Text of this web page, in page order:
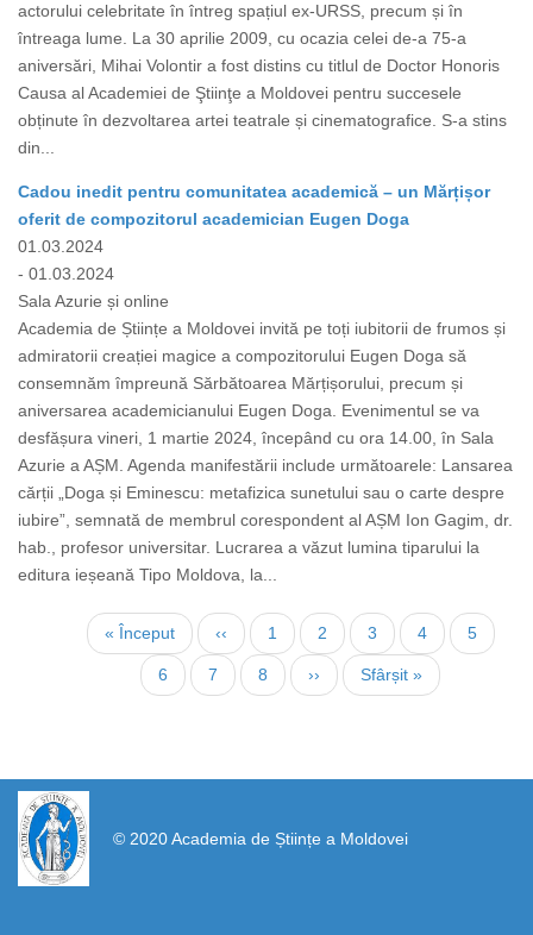
actorului celebritate în întreg spațiul ex-URSS, precum și în
întreaga lume. La 30 aprilie 2009, cu ocazia celei de-a 75-a
aniversări, Mihai Volontir a fost distins cu titlul de Doctor Honoris
Causa al Academiei de Ştiinţe a Moldovei pentru succesele
obținute în dezvoltarea artei teatrale și cinematografice. S-a stins
din...
Cadou inedit pentru comunitatea academică – un Mărțișor
oferit de compozitorul academician Eugen Doga
01.03.2024
- 01.03.2024
Sala Azurie și online
Academia de Științe a Moldovei invită pe toți iubitorii de frumos și
admiratorii creației magice a compozitorului Eugen Doga să
consemnăm împreună Sărbătoarea Mărțișorului, precum și
aniversarea academicianului Eugen Doga. Evenimentul se va
desfășura vineri, 1 martie 2024, începând cu ora 14.00, în Sala
Azurie a AȘM. Agenda manifestării include următoarele: Lansarea
cărții „Doga și Eminescu: metafizica sunetului sau o carte despre
iubire”, semnată de membrul corespondent al AȘM Ion Gagim, dr.
hab., profesor universitar. Lucrarea a văzut lumina tiparului la
editura ieșeană Tipo Moldova, la...
Нумерация
страниц
Первая
страница
« Început ←
‹‹ Страница
1
Текущая
страница
2 Страница
3 Страница
4 5
Страница
6 Страница
7 Страница
8
Следующая
страница
››
Последняя
страница
Sfârșit »
© 2020 Academia de Științe a Moldovei
https://propletenie.ru/